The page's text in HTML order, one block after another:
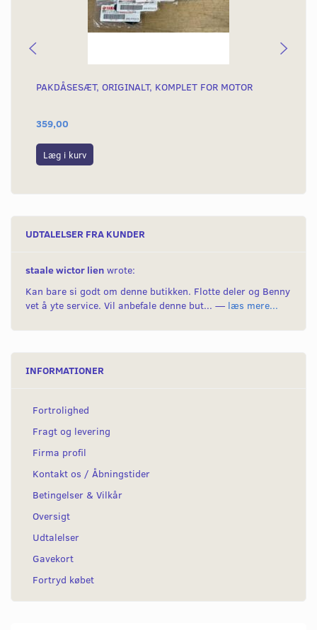
PAKDÅSESÆT, ORIGINALT, KOMPLET FOR MOTOR
359,00
Læg i kurv
UDTALELSER FRA KUNDER
staale wictor lien wrote:
Kan bare si godt om denne butikken. Flotte deler og Benny
vet å yte service. Vil anbefale denne but... — læs mere...
INFORMATIONER
Fortrolighed
Fragt og levering
Firma profil
Kontakt os / Åbningstider
Betingelser & Vilkår
Oversigt
Udtalelser
Gavekort
Fortryd købet